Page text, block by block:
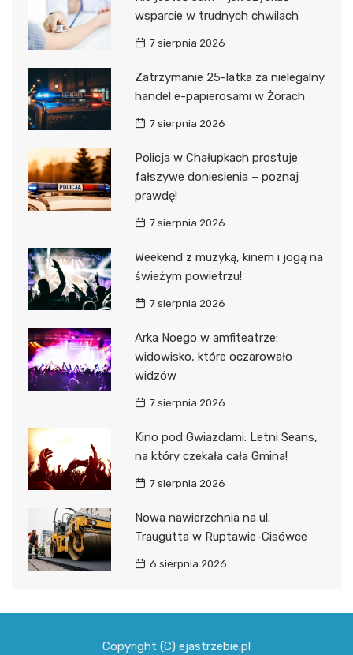
wsparcie w trudnych chwilach
7 sierpnia 2026
Zatrzymanie 25-latka za nielegalny
handel e-papierosami w Żorach
7 sierpnia 2026
Policja w Chałupkach prostuje
fałszywe doniesienia – poznaj
prawdę!
7 sierpnia 2026
Weekend z muzyką, kinem i jogą na
świeżym powietrzu!
7 sierpnia 2026
Arka Noego w amfiteatrze:
widowisko, które oczarowało
widzów
7 sierpnia 2026
Kino pod Gwiazdami: Letni Seans,
na który czekała cała Gmina!
7 sierpnia 2026
Nowa nawierzchnia na ul.
Traugutta w Ruptawie-Cisówce
6 sierpnia 2026
Copyright (C) ejastrzebie.pl